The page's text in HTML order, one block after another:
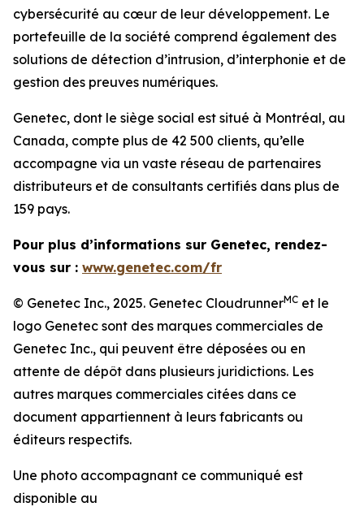
cybersécurité au cœur de leur développement. Le
portefeuille de la société comprend également des
solutions de détection d’intrusion, d’interphonie et de
gestion des preuves numériques.
Genetec, dont le siège social est situé à Montréal, au
Canada, compte plus de 42 500 clients, qu’elle
accompagne via un vaste réseau de partenaires
distributeurs et de consultants certifiés dans plus de
159 pays.
Pour plus d’informations sur Genetec, rendez-
vous sur : www.genetec.com/fr
© Genetec Inc., 2025. Genetec CloudrunnerMC et le
logo Genetec sont des marques commerciales de
Genetec Inc., qui peuvent être déposées ou en
attente de dépôt dans plusieurs juridictions. Les
autres marques commerciales citées dans ce
document appartiennent à leurs fabricants ou
éditeurs respectifs.
Une photo accompagnant ce communiqué est
disponible au